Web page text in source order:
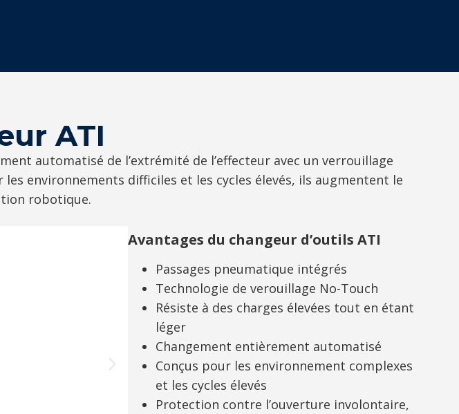
ATI
automatisé de l’extrémité de l’effecteur avec un verrouillage
environnements difficiles et les cycles élevés, ils augmentent le
robotique.
Avantages du changeur d’outils ATI
Passages pneumatique intégrés
Technologie de verouillage No-Touch
Résiste à des charges élevées tout en étant
léger
Changement entièrement automatisé
Conçus pour les environnement complexes
et les cycles élevés
Protection contre l’ouverture involontaire,